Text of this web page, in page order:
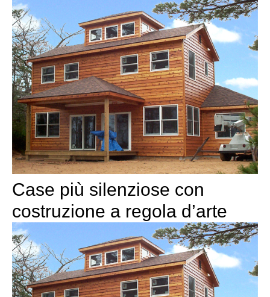
Case più silenziose con
costruzione a regola d’arte